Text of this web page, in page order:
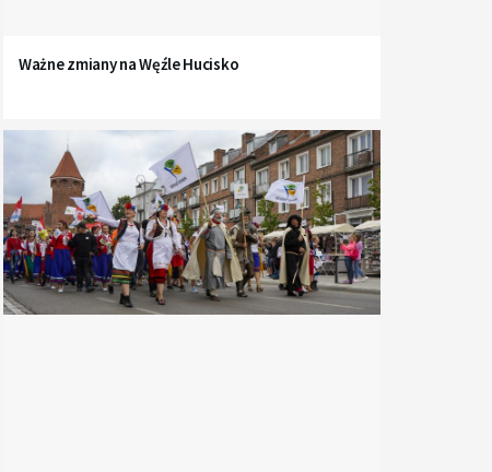
Ważne zmiany na Węźle Hucisko